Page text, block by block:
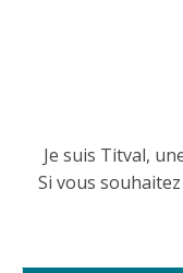
Je suis Titval,
Si vous